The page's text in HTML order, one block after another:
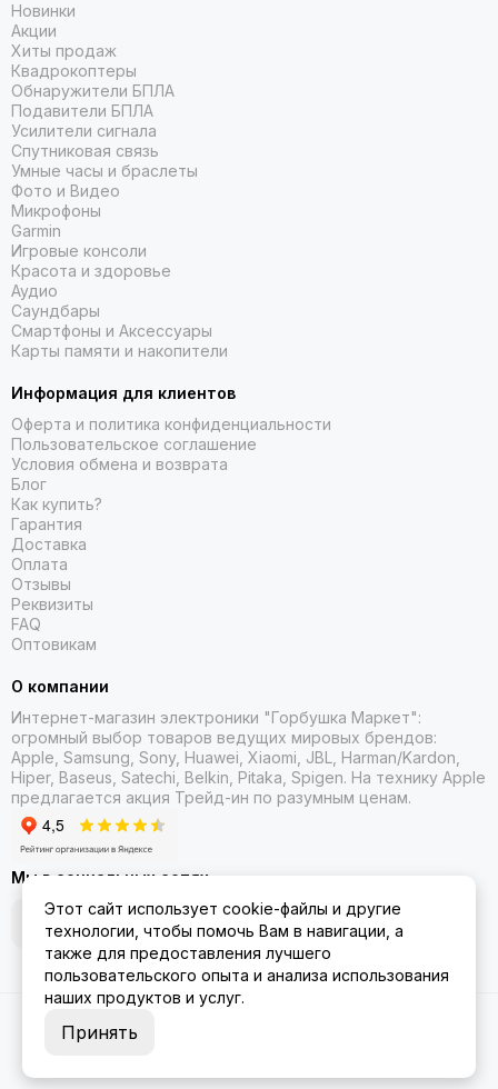
Новинки
Акции
Хиты продаж
Квадрокоптеры
Обнаружители БПЛА
Подавители БПЛА
Усилители сигнала
Спутниковая связь
Умные часы и браслеты
Фото и Видео
Микрофоны
Garmin
Игровые консоли
Красота и здоровье
Аудио
Саундбары
Смартфоны и Аксессуары
Карты памяти и накопители
Информация для клиентов
Оферта и политика конфиденциальности
Пользовательское соглашение
Условия обмена и возврата
Блог
Как купить?
Гарантия
Доставка
Оплата
Отзывы
Реквизиты
FAQ
Оптовикам
О компании
Интернет-магазин электроники "Горбушка Маркет":
огромный выбор товаров ведущих мировых брендов:
Apple, Samsung, Sony, Huawei, Xiaomi, JBL, Harman/Kardon,
Hiper, Baseus, Satechi, Belkin, Pitaka, Spigen. На технику Apple
предлагается акция Трейд-ин по разумным ценам.
Мы в социальных сетях
2026 © Gorbushka Market.
Этот сайт использует cookie-файлы и другие
технологии, чтобы помочь Вам в навигации, а
также для предоставления лучшего
пользовательского опыта и анализа использования
наших продуктов и услуг.
Принять